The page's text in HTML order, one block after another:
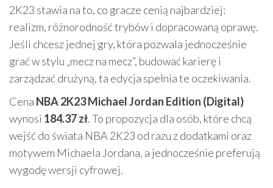
2K23 stawia na to, co gracze cenią najbardziej:
realizm, różnorodność trybów i dopracowaną oprawę.
Jeśli chcesz jednej gry, która pozwala jednocześnie
grać w stylu „mecz na mecz”, budować karierę i
zarządzać drużyną, ta edycja spełnia te oczekiwania.
Cena NBA 2K23 Michael Jordan Edition (Digital)
wynosi 184.37 zł. To propozycja dla osób, które chcą
wejść do świata NBA 2K23 od razu z dodatkami oraz
motywem Michaela Jordana, a jednocześnie preferują
wygodę wersji cyfrowej.